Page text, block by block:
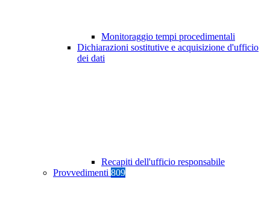
Monitoraggio tempi procedimentali
Dichiarazioni sostitutive e acquisizione d'ufficio
dei dati
Recapiti dell'ufficio responsabile
Provvedimenti 809